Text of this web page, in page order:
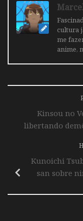
cultura
me
anime,
Kinsou no
libertando
Kunoichi
san sobre